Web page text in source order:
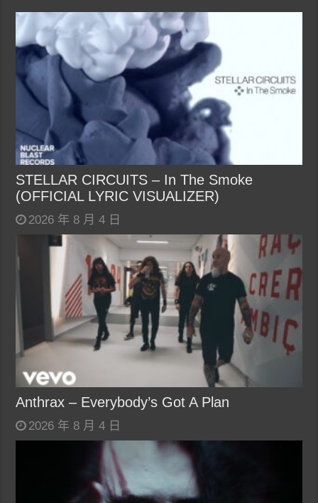
STELLAR CIRCUITS – In The Smoke
(OFFICIAL LYRIC VISUALIZER)
2026 年 8 月 4 日
Anthrax – Everybody’s Got A Plan
2026 年 8 月 4 日